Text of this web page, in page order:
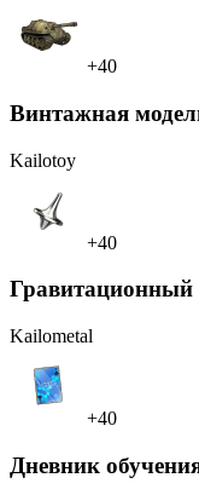
+40
Винтажная
Kailotoy
+40
Гравитационный
Kailometal
+40
Дневник